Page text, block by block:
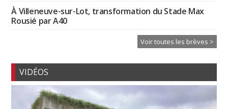
À Villeneuve-sur-Lot, transformation du Stade Max
Rousié par A40
Voir toutes les brèves >
VIDÉOS